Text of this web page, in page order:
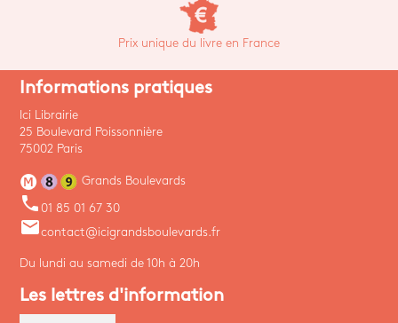
Prix unique du livre en France
Informations pratiques
Ici Librairie
25 Boulevard Poissonnière
75002 Paris
Grands Boulevards
phone 01 85 01 67 30
emailcontact@icigrandsboulevards.fr
Du lundi au samedi de 10h à 20h
Les lettres d'information